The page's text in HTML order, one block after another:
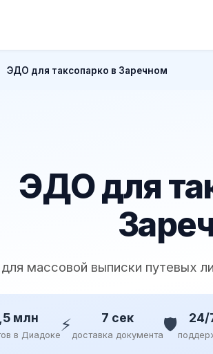
ЭДО для таксопарко в Заречном
ЭДО для
для массовой выписки путевых
млн
в Диадоке⚡ 7 сек
доставка документа🛡️ 24/